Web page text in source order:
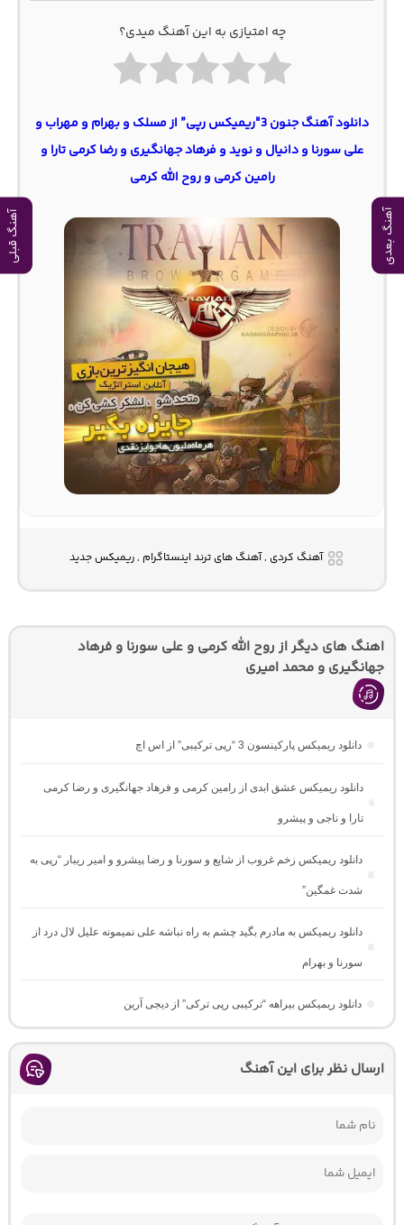
آهنگ بعدی آهنگ قبلی
چه امتیازی به این آهنگ میدی؟
دانلود آهنگ جنون 3″ریمیکس رپی” از مسلک و بهرام و مهراب و
علی سورنا و دانیال و نوید و فرهاد جهانگیری و رضا کرمی تارا و
رامین کرمی و روح الله کرمی
آهنگ کردی , آهنگ های ترند اینستاگرام , ریمیکس جدید
اهنگ های دیگر از روح الله کرمی و علی سورنا و فرهاد
جهانگیری و محمد امیری
دانلود ریمیکس پارکینسون 3 “رپی ترکیبی” از اس اچ
دانلود ریمیکس عشق ابدی از رامین کرمی و فرهاد جهانگیری و رضا کرمی
تارا و ناجی و پیشرو
دانلود ریمیکس زخم غروب از شایع و سورنا و رضا پیشرو و امیر ریبار “رپی به
شدت غمگین”
دانلود ریمیکس به مادرم بگید چشم به راه نباشه علی نمیمونه علیل لال درد از
سورنا و بهرام
دانلود ریمیکس بیراهه “ترکیبی رپی ترکی” از دیجی آرین
ارسال نظر برای این آهنگ